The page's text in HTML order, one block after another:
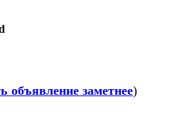
объявление заметнее)